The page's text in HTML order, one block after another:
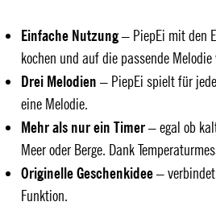
Einfache Nutzung– PiepEi mit den
kochen und auf die passende
Drei Melodien – PiepEi spielt für
eine Melodie.
Mehr als nur ein Timer– egal ob
Meer oder Berge. Dank
Originelle Geschenkidee–
Funktion.